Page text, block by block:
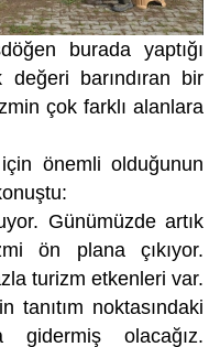
burada yaptığı
barındıran bir
çok farklı alanlara
önemli olduğunun
Günümüzde artık
ön plana çıkıyor.
turizm etkenleri var.
tanıtım noktasındaki
gidermiş olacağız.